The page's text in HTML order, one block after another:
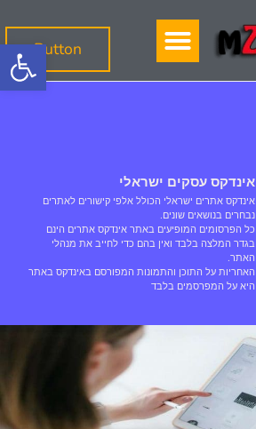
פתחButton
אינדקס עסקים ישראלי
אינדקס אתרים ישראלי הכולל אלפי קישורים לאתרים
נבחרים בנושאים שונים.
כל הפרסומים המופיעים באתר אינדקס אתרים הינם
בגדר המלצה בלבד ואין בהם כדי לחייב את מנהלי
האתר.
האחריות על התוכן והתמונות המפורסם באינדקס באתר
היא על המפרסמים בלבד